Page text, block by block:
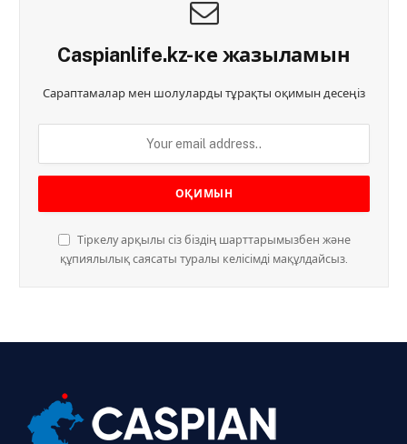
Caspianlife.kz-ке жазыламын
Сараптамалар мен шолуларды тұрақты оқимын десеңіз
Тіркелу арқылы сіз біздің шарттарымызбен және
құпиялылық саясаты туралы келісімді мақұлдайсыз.